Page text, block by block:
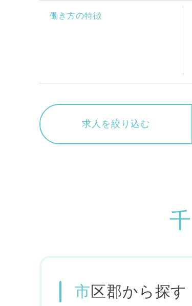
働き方の特徴
求人を絞り込む
市区郡から探す